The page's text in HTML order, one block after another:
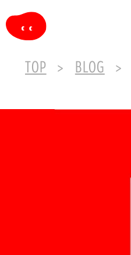
TOP BLOG